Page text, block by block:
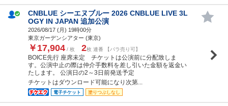
CNBLUE シーエヌブルー 2026 CNBLUE LIVE 3L
OGY IN JAPAN 追加公演
2026/08/17 (月) 19時00分
東京ガーデンシアター (東京)
￥17,904 / 枚 2枚 連番 【バラ売り可】
BOICE先行 座席未定 チケットは公演前に分配致しま
す。公演中止の際は仲介手数料を差し引いた金額を返金い
たします。 公演日の2～3日前発送予定
チケットはダウンロード可能になり次第...
電子チケット 塗りつぶしなし